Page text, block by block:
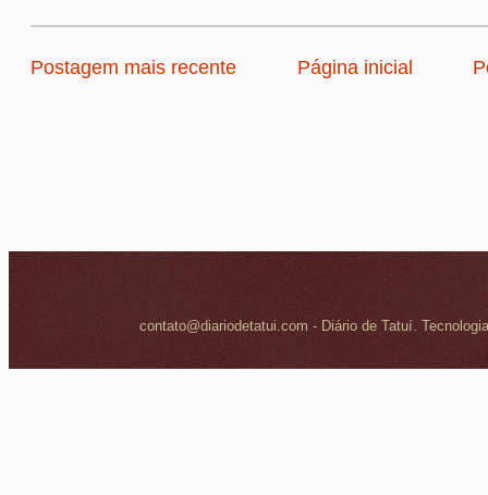
Postagem mais recente Página inicial
contato@diariodetatui.com - Diário de Tatuí.